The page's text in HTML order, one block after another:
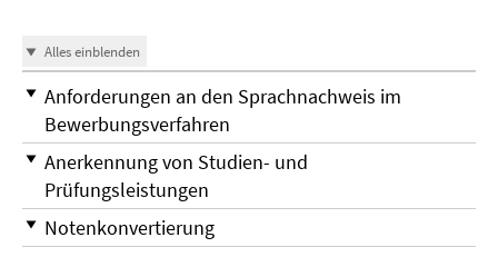
Alles einblenden
Anforderungen an den Sprachnachweis im
Bewerbungsverfahren
Anerkennung von Studien- und
Prüfungsleistungen
Notenkonvertierung